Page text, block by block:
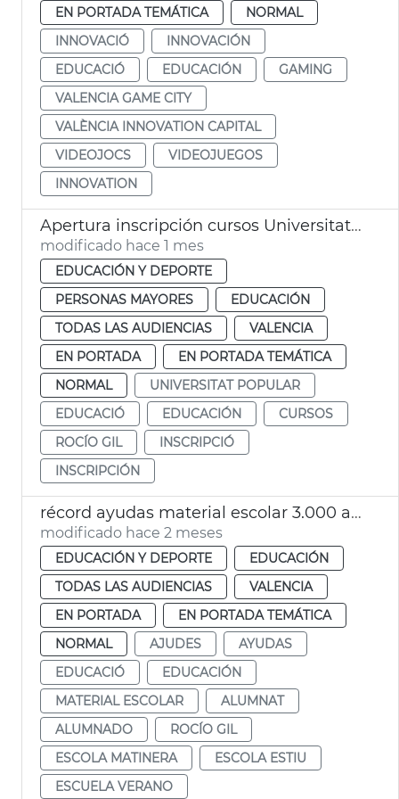
EN PORTADA TEMÁTICA
NORMAL
INNOVACIÓ
INNOVACIÓN
EDUCACIÓ
EDUCACIÓN
GAMING
VALENCIA GAME CITY
VALÈNCIA INNOVATION CAPITAL
VIDEOJOCS
VIDEOJUEGOS
INNOVATION
Apertura inscripción cursos Universitat Popular València
modificado hace 1 mes
EDUCACIÓN Y DEPORTE
PERSONAS MAYORES
EDUCACIÓN
TODAS LAS AUDIENCIAS
VALENCIA
EN PORTADA
EN PORTADA TEMÁTICA
NORMAL
UNIVERSITAT POPULAR
EDUCACIÓ
EDUCACIÓN
CURSOS
ROCÍO GIL
INSCRIPCIÓ
INSCRIPCIÓN
récord ayudas material escolar 3.000 alumnos València
modificado hace 2 meses
EDUCACIÓN Y DEPORTE
EDUCACIÓN
TODAS LAS AUDIENCIAS
VALENCIA
EN PORTADA
EN PORTADA TEMÁTICA
NORMAL
AJUDES
AYUDAS
EDUCACIÓ
EDUCACIÓN
MATERIAL ESCOLAR
ALUMNAT
ALUMNADO
ROCÍO GIL
ESCOLA MATINERA
ESCOLA ESTIU
ESCUELA VERANO